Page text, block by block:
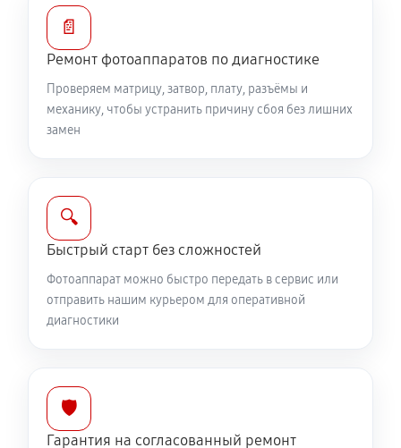
Юстировка фотоаппарата Canon EOS 350D
Комплексная чистка фотоаппарата Canon EOS 350D
Программный ремонт фотоаппарата Canon EOS
350D
2610 руб 60 минут
📄
Ремонт фотоаппаратов по диагностике
Проверяем матрицу, затвор, плату, разъёмы и
механику, чтобы устранить причину сбоя без лишних
замен
🔍
Быстрый старт без сложностей
Фотоаппарат можно быстро передать в сервис или
отправить нашим курьером для оперативной
диагностики
🛡️
Гарантия на согласованный ремонт